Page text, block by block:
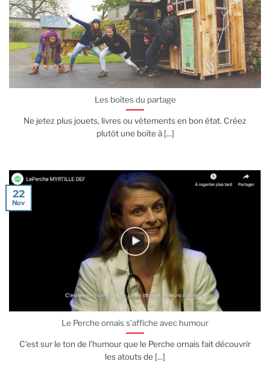
Les boîtes du partage
Ne jetez plus jouets, livres ou vêtements en bon état. Créez
plutôt une boîte à [...]
Le Perche ornais s’affiche avec humour
C’est sur le ton de l’humour que le Perche ornais fait découvrir
les atouts de [...]
22
Nov